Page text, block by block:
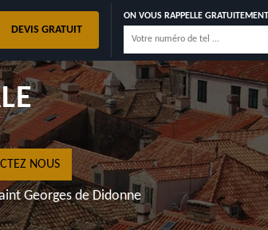
DEVIS GRATUIT
ON VOUS RAPPELLE GRATUITEMENT
17400 AVEC
NOS REALISATIONS
Royan, Saintes, La Palmyre, Les Mathes,